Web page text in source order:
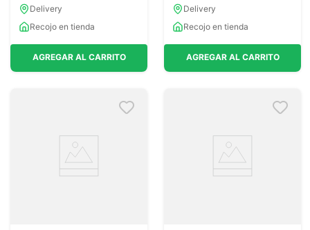
Delivery
Recojo en tienda
AGREGAR AL CARRITO
Delivery
Recojo en tienda
AGREGAR AL CARRITO